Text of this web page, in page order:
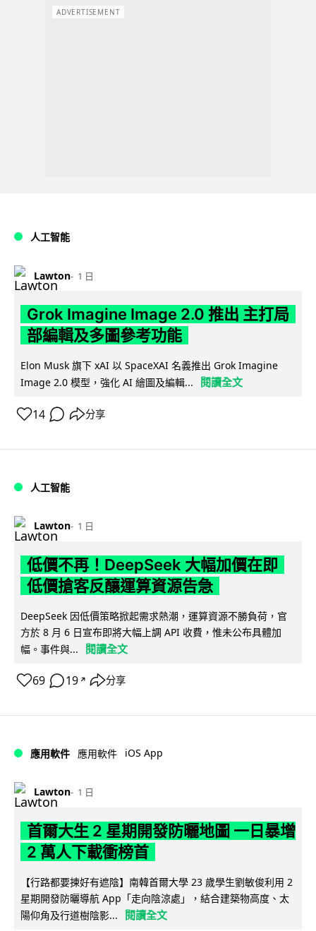
ADVERTISEMENT
人工智能
Lawton 1 日
Grok Imagine Image 2.0 推出 主打局
部編輯及多圖參考功能
Elon Musk 旗下 xAI 以 SpaceXAI 名義推出 Grok Imagine
Image 2.0 模型，強化 AI 繪圖及編輯...
閱讀全文
14 分享
人工智能
Lawton 1 日
低價不再！DeepSeek 大幅加價在即
低價搶客反釀運算資源告急
DeepSeek 因低價策略掀起需求熱潮，運算資源不勝負荷，官
方於 8 月 6 日宣布即將大幅上調 API 收費，惟未公布具體加
幅。事件與...
閱讀全文
69 19 ↗ 分享
應用軟件 應用軟件 iOS App
Lawton 1 日
首爾大生 2 星期開發防曬地圖 一日暴增
2 萬人下載衝榜首
【行路都要揀好有遮陰】南韓首爾大學 23 歲學生劉敏俊利用 2
星期開發防曬導航 App「走向陰涼處」，結合建築物高度、太
陽仰角及行道樹陰影...
閱讀全文